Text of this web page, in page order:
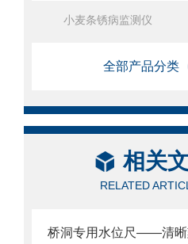
小麦条锈病监测仪
全部产品分类
相关
RELATED